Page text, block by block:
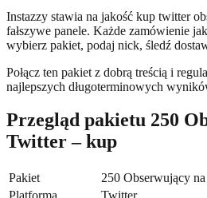
Instazzy stawia na jakość kup twitter
fałszywe panele. Każde zamówienie
wybierz pakiet, podaj nick, śledź
Połącz ten pakiet z dobrą treścią i
najlepszych długoterminowych
Przegląd pakietu 250
Twitter – kup
Pakiet
250 Obserwujący